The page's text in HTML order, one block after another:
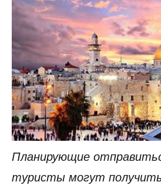
Планирующие
туристы могут